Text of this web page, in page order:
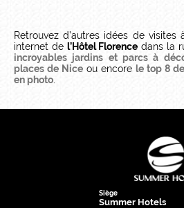
Retrouvez d’autres idées de
internet de l’Hôtel Florence dans la
incroyables jardins et parcs à
places de Nice ou encore le top 8
en photo
Siège
Summer Hotels